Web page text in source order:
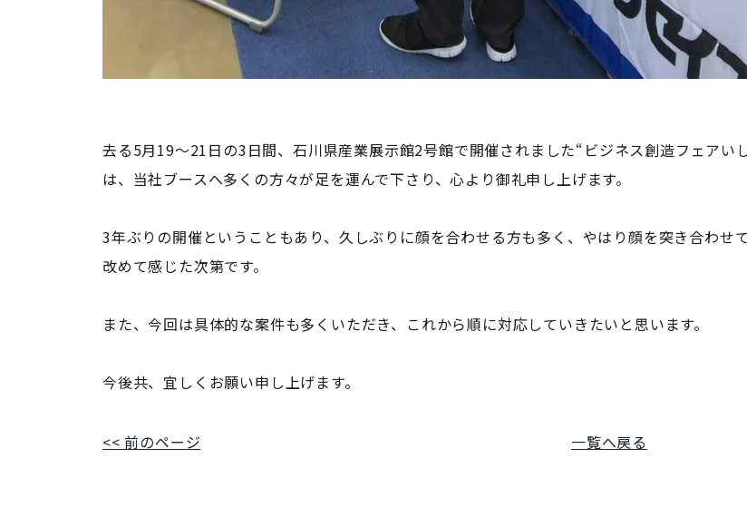
去る5月19～21日の3日間、石川県産業展示館2号館で開催されました“ビジネス創造フェアい
は、当社ブースへ多くの方々が足を運んで下さり、心より御礼申し上げます。
3年ぶりの開催ということもあり、久しぶりに顔を合わせる方も多く、やはり顔を突き合わせ
改めて感じた次第です。
また、今回は具体的な案件も多くいただき、これから順に対応していきたいと思います。
今後共、宜しくお願い申し上げます。
<< 前のページ 一覧へ戻る